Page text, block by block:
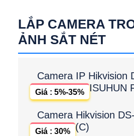
LẮP CAMERA
ẢNH SẮT NÉT
Camera IP Hikvision
ISUHUN
Giá : 5%-35%
Camera Hikvision
(C)
Giá : 30%